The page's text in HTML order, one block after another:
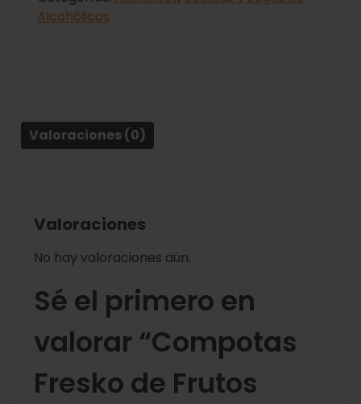
Alcohólicos
Valoraciones (0)
Valoraciones
No hay valoraciones aún.
Sé el primero en
valorar “Compotas
Fresko de Frutos